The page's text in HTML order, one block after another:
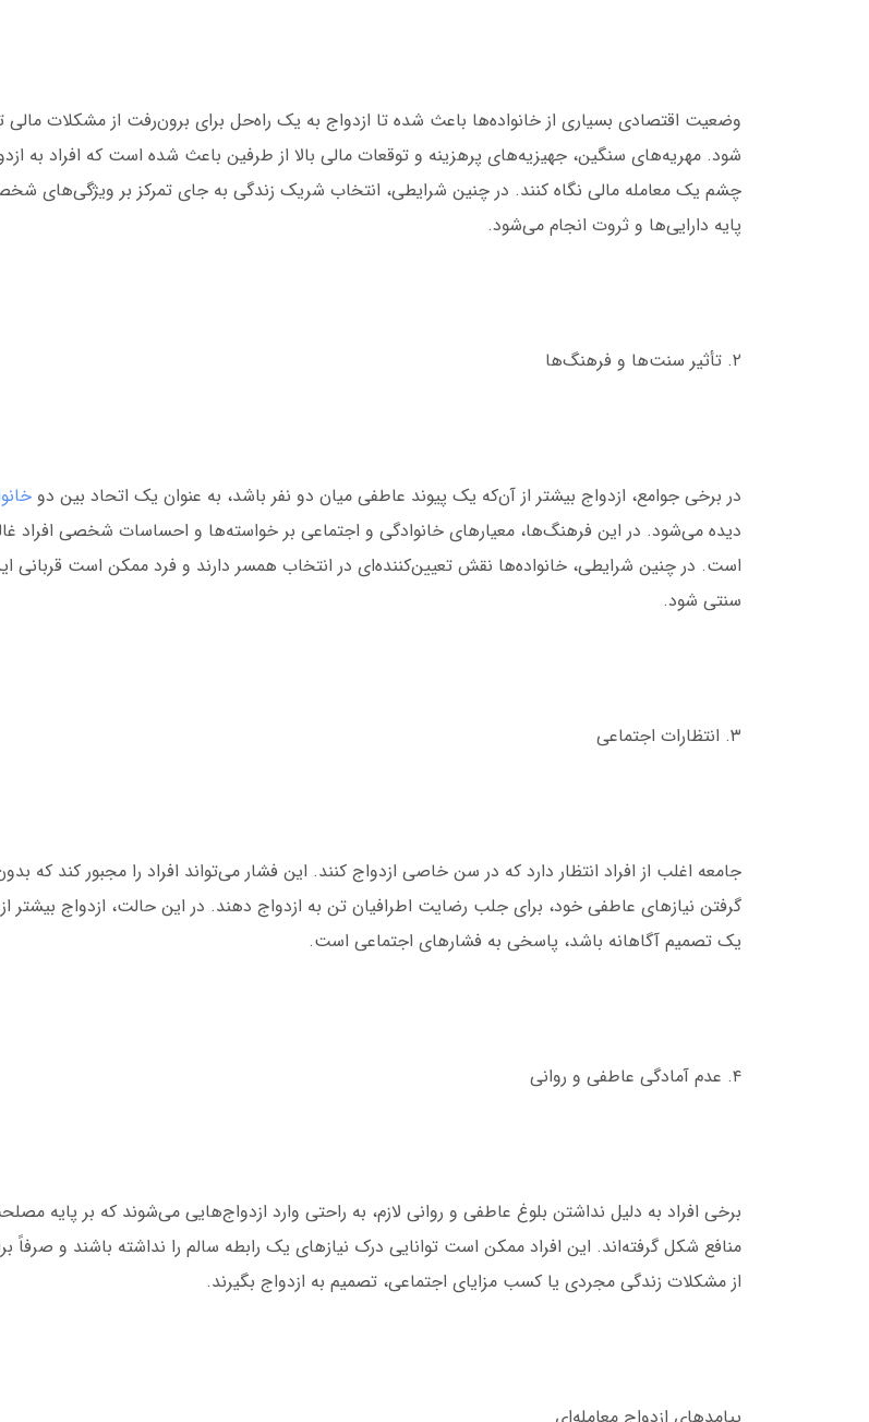
وضعیت اقتصادی بسیاری از خانواده‌ها باعث شده تا ازدواج به یک راه‌حل برای برون‌رفت از مشکلات مالی
شود. مهریه‌های سنگین، جهیزیه‌های پرهزینه و توقعات مالی بالا از طرفین باعث شده است که افراد به
چشم یک معامله مالی نگاه کنند. در چنین شرایطی، انتخاب شریک زندگی به جای تمرکز بر ویژگی‌های
پایه دارایی‌ها و ثروت انجام می‌شود.
۲. تأثیر سنت‌ها و فرهنگ‌ها
در برخی جوامع، ازدواج بیشتر از آن‌که یک پیوند عاطفی میان دو نفر باشد، به عنوان یک اتحاد بین دو
دیده می‌شود. در این فرهنگ‌ها، معیارهای خانوادگی و اجتماعی بر خواسته‌ها و احساسات شخصی افراد
است. در چنین شرایطی، خانواده‌ها نقش تعیین‌کننده‌ای در انتخاب همسر دارند و فرد ممکن است قربانی
سنتی شود.
۳. انتظارات اجتماعی
جامعه اغلب از افراد انتظار دارد که در سن خاصی ازدواج کنند. این فشار می‌تواند افراد را مجبور کند که
گرفتن نیازهای عاطفی خود، برای جلب رضایت اطرافیان تن به ازدواج دهند. در این حالت، ازدواج بیشتر
یک تصمیم آگاهانه باشد، پاسخی به فشارهای اجتماعی است.
۴. عدم آمادگی عاطفی و روانی
برخی افراد به دلیل نداشتن بلوغ عاطفی و روانی لازم، به راحتی وارد ازدواج‌هایی می‌شوند که بر پایه
منافع شکل گرفته‌اند. این افراد ممکن است توانایی درک نیازهای یک رابطه سالم را نداشته باشند و صرفاً
از مشکلات زندگی مجردی یا کسب مزایای اجتماعی، تصمیم به ازدواج بگیرند.